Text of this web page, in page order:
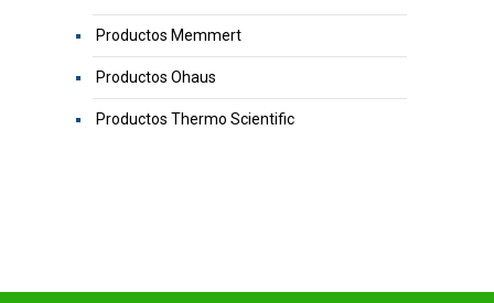
Productos Memmert
Productos Ohaus
Productos Thermo Scientific